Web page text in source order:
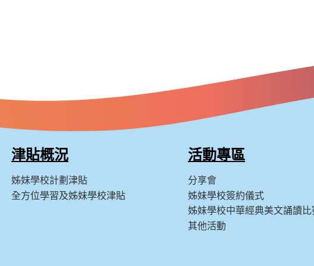
津貼概況
姊妹學校計劃津貼
全方位學習及姊妹學校津貼
活動專區
分享會
姊妹學校簽約儀式
姊妹學校中華經典美文誦讀比
其他活動